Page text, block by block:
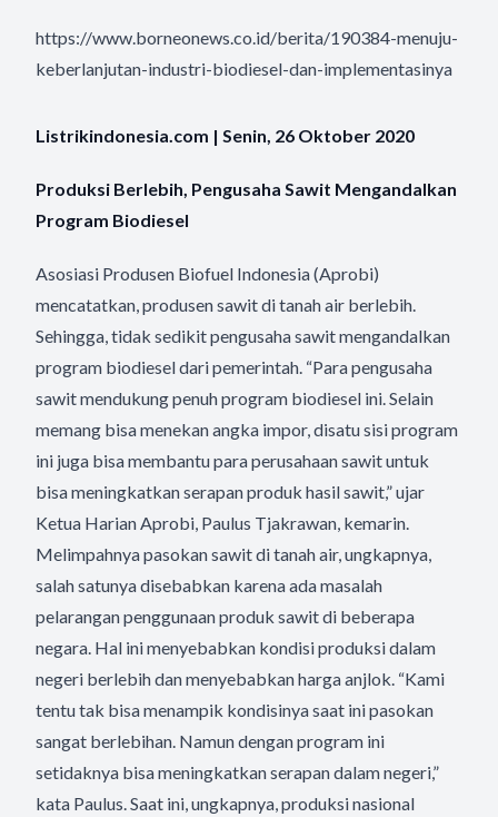
https://www.borneonews.co.id/berita/190384-menuju-
keberlanjutan-industri-biodiesel-dan-implementasinya
Listrikindonesia.com | Senin, 26 Oktober 2020
Produksi Berlebih, Pengusaha Sawit Mengandalkan
Program Biodiesel
Asosiasi Produsen Biofuel Indonesia (Aprobi)
mencatatkan, produsen sawit di tanah air berlebih.
Sehingga, tidak sedikit pengusaha sawit mengandalkan
program biodiesel dari pemerintah. “Para pengusaha
sawit mendukung penuh program biodiesel ini. Selain
memang bisa menekan angka impor, disatu sisi program
ini juga bisa membantu para perusahaan sawit untuk
bisa meningkatkan serapan produk hasil sawit,” ujar
Ketua Harian Aprobi, Paulus Tjakrawan, kemarin.
Melimpahnya pasokan sawit di tanah air, ungkapnya,
salah satunya disebabkan karena ada masalah
pelarangan penggunaan produk sawit di beberapa
negara. Hal ini menyebabkan kondisi produksi dalam
negeri berlebih dan menyebabkan harga anjlok. “Kami
tentu tak bisa menampik kondisinya saat ini pasokan
sangat berlebihan. Namun dengan program ini
setidaknya bisa meningkatkan serapan dalam negeri,”
kata Paulus. Saat ini, ungkapnya, produksi nasional